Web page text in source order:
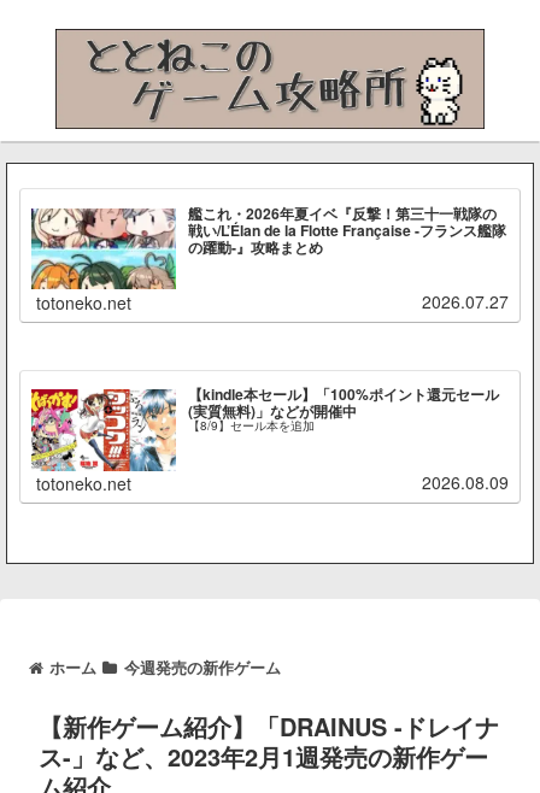
艦これ・2026年夏イベ『反撃！第三十一戦隊の
戦い/L’Élan de la Flotte Française -フランス艦隊
の躍動-』攻略まとめ
totoneko.net 2026.07.27
【kindle本セール】「100%ポイント還元セール
(実質無料)」などが開催中
【8/9】セール本を追加
totoneko.net 2026.08.09
ホーム 今週発売の新作ゲーム
【新作ゲーム紹介】「DRAINUS -ドレイナ
ス-」など、2023年2月1週発売の新作ゲー